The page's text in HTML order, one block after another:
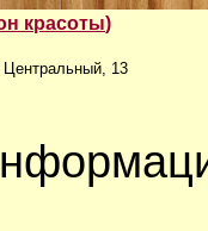
красоты)
13